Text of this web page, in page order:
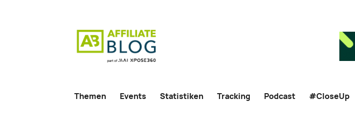
Themen Events Statistiken Tracking Podcast #CloseUp